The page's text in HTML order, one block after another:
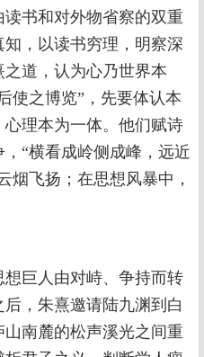
书和对外物省察的双重
，以读书穷理，明察深
道，认为心乃世界本
使之博览”，先要体认本
理本为一体。他们赋诗
“横看成岭侧成峰，远近
烟飞扬；在思想风暴中，
巨人由对峙、争持而转
，朱熹邀请陆九渊到白
南麓的松声溪光之间重